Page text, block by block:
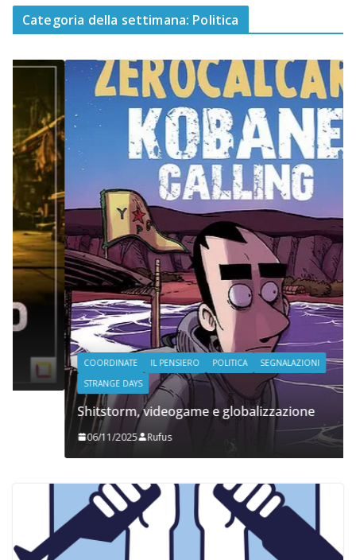
Categoria della settimana: Politica
COORDINATE IL PENSIERO POLITICA
SEGNALAZIONI
STRANGE DAYS
Shitstorm, videogame e globalizzazione
06/11/2025 Rufus